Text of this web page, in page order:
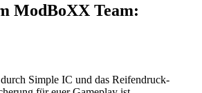
ModBoXX Team:
Simple IC und das Reifendruck-